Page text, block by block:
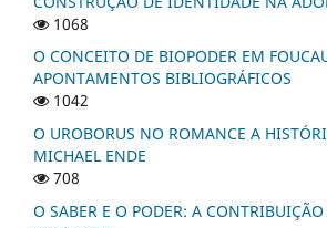
1068
O CONCEITO DE BIOPODER EM
APONTAMENTOS BIBLIOGRÁFICOS
1042
O UROBORUS NO ROMANCE A
MICHAEL ENDE
708
O SABER E O PODER: A